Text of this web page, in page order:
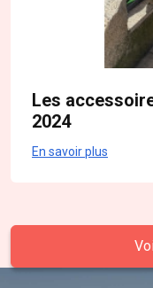
Les
2024
En savoir plus